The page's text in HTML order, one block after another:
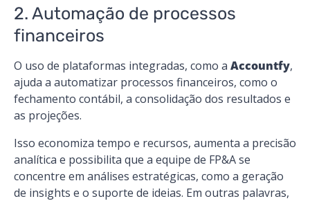
2. Automação de processos
financeiros
O uso de plataformas integradas, como a Accountfy​​​,
ajuda a automatizar processos financeiros, como o
fechamento contábil, a consolidação dos resultados e
as projeções.
Isso economiza tempo e recursos, aumenta a precisão
analítica e possibilita que a equipe de FP&A se
concentre em análises estratégicas, como a geração
de insights e o suporte de ideias. Em outras palavras,